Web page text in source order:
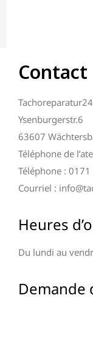
Contact
Ysenburgerstr.6
63607
Téléphone de
Téléphone :
Courriel :
Heures
Du lundi au
Demande